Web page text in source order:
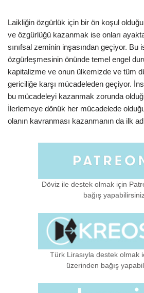
Laikliğin özgürlük için bir ön koşul
ve özgürlüğü kazanmak ise onları
sınıfsal zeminin inşasından geçiyor. Bu
özgürleşmesinin önünde temel engel
kapitalizme ve onun ülkemizde ve tüm
gericiliğe karşı mücadeleden geçiyor.
bu mücadeleyi kazanmak zorunda
İlerlemeye dönük her mücadelede
olanın kavranması kazanmanın da ilk
Döviz ile destek olmak için
bağış
Türk Lirasıyla destek olmak
üzerinden bağış